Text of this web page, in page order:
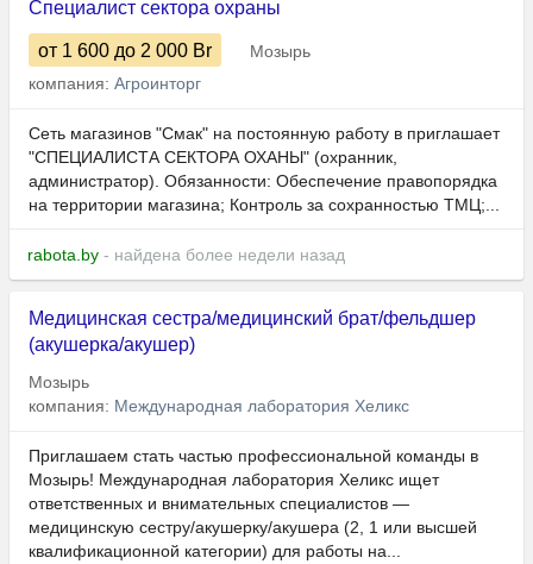
Специалист сектора охраны
от 1 600 до 2 000 Br
Мозырь
компания: Агроинторг
Сеть магазинов "Смак" на постоянную работу в приглашает
"СПЕЦИАЛИСТА СЕКТОРА ОХАНЫ" (охранник,
администратор). Обязанности: Обеспечение правопорядка
на территории магазина; Контроль за сохранностью ТМЦ;...
rabota.by - найдена более недели назад
Медицинская сестра/медицинский брат/фельдшер
(акушерка/акушер)
Мозырь
компания: Международная лаборатория Хеликс
Приглашаем стать частью профессиональной команды в
Мозырь! Международная лаборатория Хеликс ищет
ответственных и внимательных специалистов —
медицинскую сестру/акушерку/акушера (2, 1 или высшей
квалификационной категории) для работы на...